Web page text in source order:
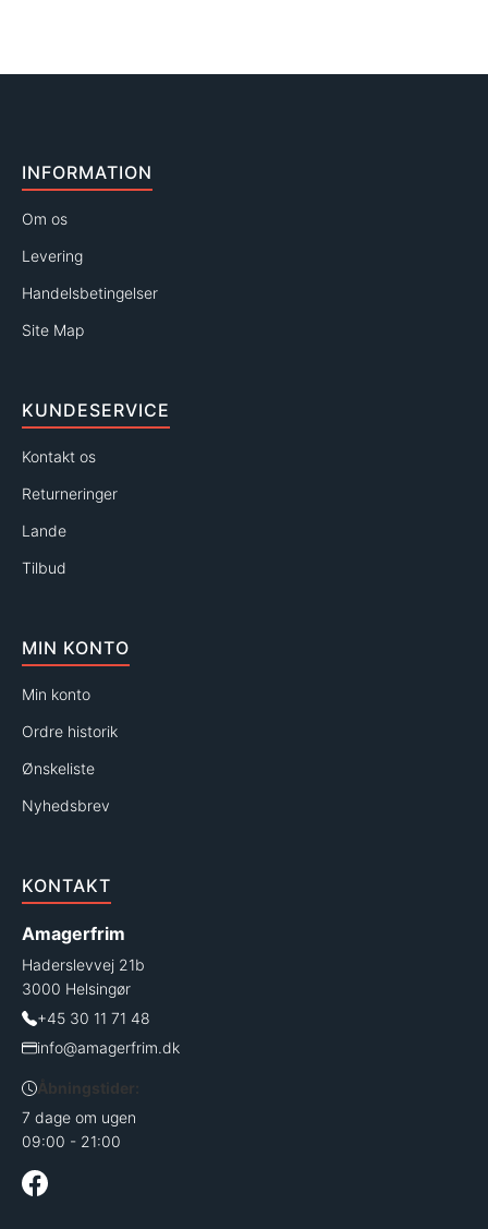
INFORMATION
Om os
Levering
Handelsbetingelser
Site Map
KUNDESERVICE
Kontakt os
Returneringer
Lande
Tilbud
MIN KONTO
Min konto
Ordre historik
Ønskeliste
Nyhedsbrev
KONTAKT
Amagerfrim
Haderslevvej 21b
3000 Helsingør
+45 30 11 71 48
info@amagerfrim.dk
Åbningstider:
7 dage om ugen
09:00 - 21:00